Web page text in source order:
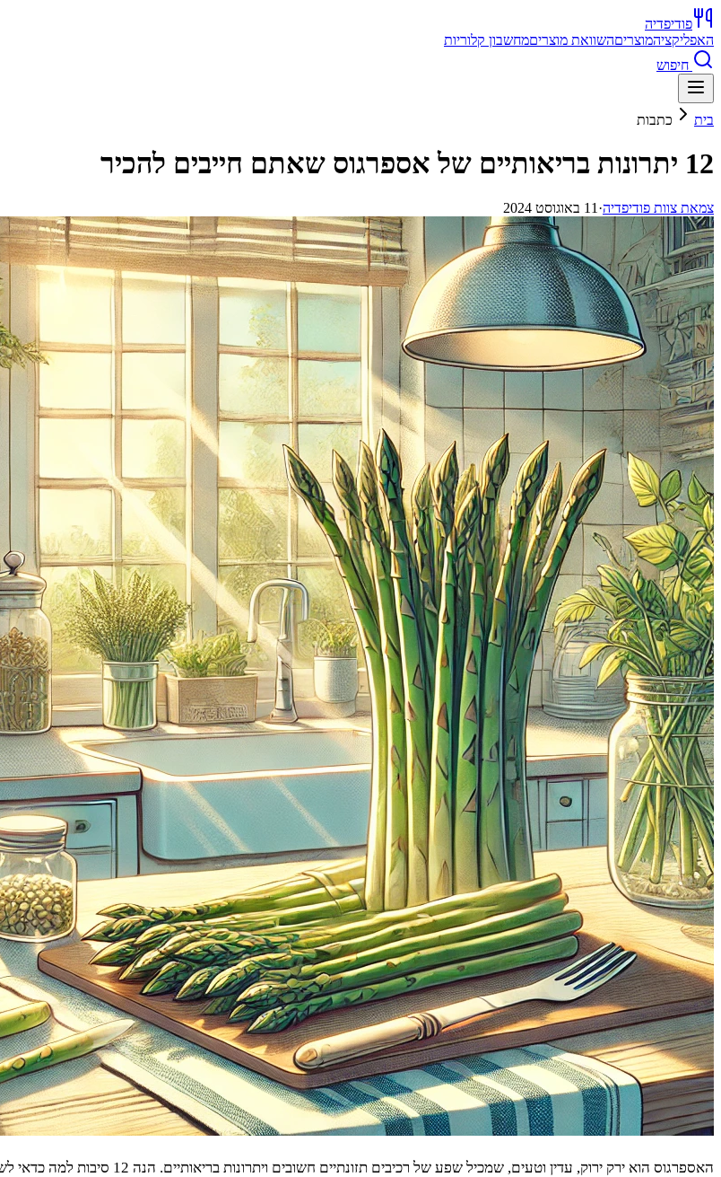
פודיפדיה
האפליקציהמוצריםהשוואת מוצריםמחשבון קלוריות
חיפוש
בית כתבות
12 יתרונות בריאותיים של אספרגוס שאתם חייבים להכיר
צמאת צוות פודיפדיה· 11 באוגוסט 2024
האספרגוס הוא ירק ירוק, עדין וטעים, שמכיל שפע של רכיבים תזונתיים חשובים ויתרונות בריאותיים. הנה 12 סיבות למה כדאי לשלב אספרגוס בתזונה היומית שלכם: